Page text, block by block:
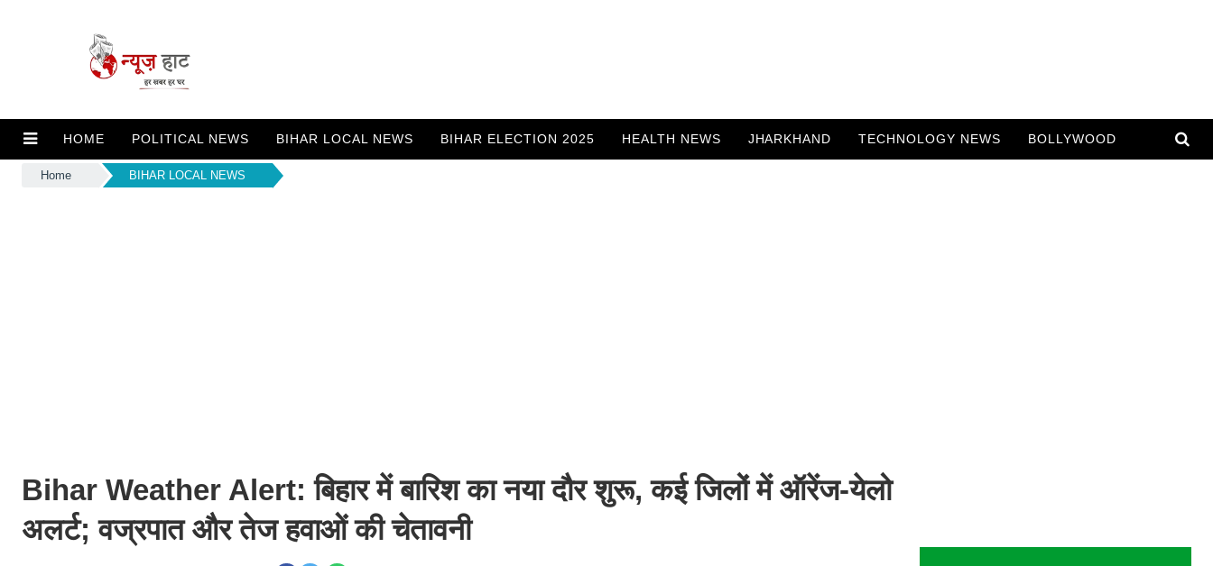
HOME POLITICAL NEWS BIHAR LOCAL NEWS BIHAR ELECTION 2025 HEALTH NEWS JHARKHAND TECHNOLOGY NEWS BOLLYWOOD
Home BIHAR LOCAL NEWS
Bihar Weather Alert: बिहार में बारिश का नया दौर शुरू, कई जिलों में ऑरेंज-येलो
अलर्ट; वज्रपात और तेज हवाओं की चेतावनी